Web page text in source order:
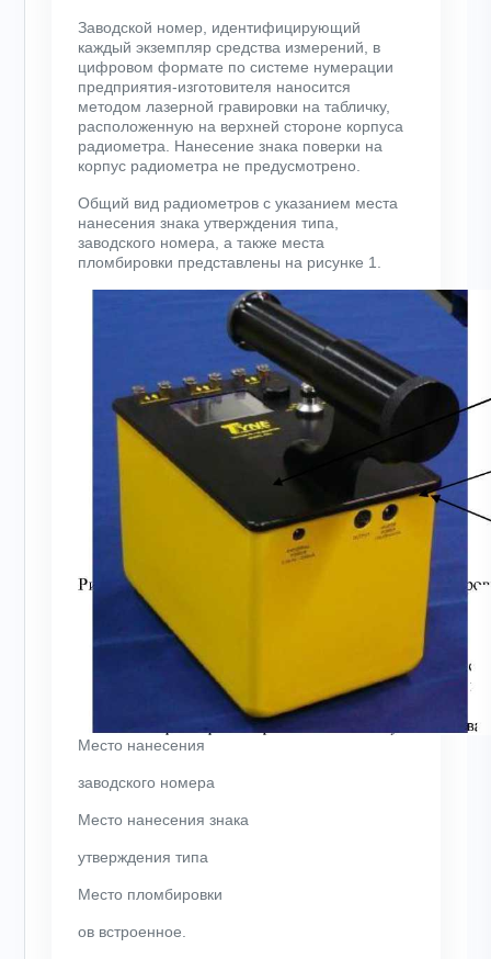
Заводской номер, идентифицирующий
каждый экземпляр средства измерений, в
цифровом формате по системе нумерации
предприятия-изготовителя наносится
методом лазерной гравировки на табличку,
расположенную на верхней стороне корпуса
радиометра. Нанесение знака поверки на
корпус радиометра не предусмотрено.
Общий вид радиометров с указанием места
нанесения знака утверждения типа,
заводского номера, а также места
пломбировки представлены на рисунке 1.
Место нанесения
заводского номера
Место нанесения знака
утверждения типа
Место пломбировки
ов встроенное.